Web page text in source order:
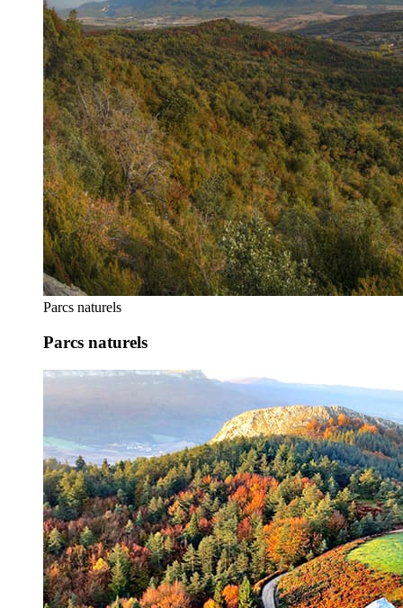
Parcs naturels
Parcs naturels